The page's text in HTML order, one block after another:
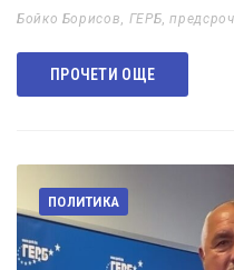
Бойко Борисов, ГЕРБ,
ПРОЧЕТИ ОЩЕ
ПОЛИТИКА